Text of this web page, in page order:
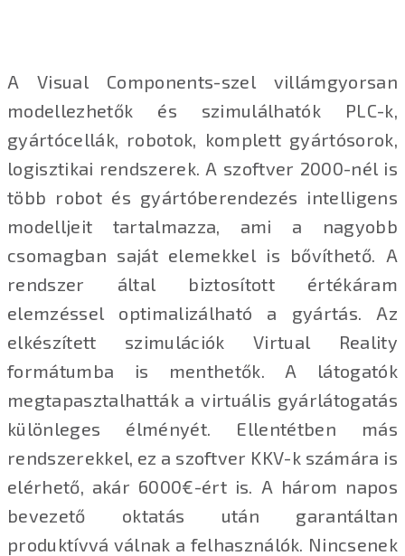
A Visual Components-szel villámgyorsan
modellezhetők és szimulálhatók PLC-k,
gyártócellák, robotok, komplett gyártósorok,
logisztikai rendszerek. A szoftver 2000-nél is
több robot és gyártóberendezés intelligens
modelljeit tartalmazza, ami a nagyobb
csomagban saját elemekkel is bővíthető. A
rendszer által biztosított értékáram
elemzéssel optimalizálható a gyártás. Az
elkészített szimulációk Virtual Reality
formátumba is menthetők. A látogatók
megtapasztalhatták a virtuális gyárlátogatás
különleges élményét. Ellentétben más
rendszerekkel, ez a szoftver KKV-k számára is
elérhető, akár 6000€-ért is. A három napos
bevezető oktatás után garantáltan
produktívvá válnak a felhasználók. Nincsenek